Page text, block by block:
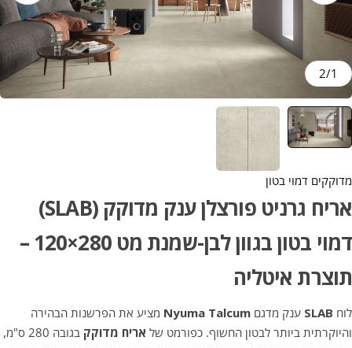
1
/
2
מדוקקים דמוי בטון
אריח גרניט פורצלן ענק מדוקק (SLAB)
דמוי בטון בגוון לבן-שמנת מט 280×120 –
תוצרת איטליה
לוח SLAB ענק מדגם Nyuma Talcum מציע את הפרשנות הבהירה
והיוקרתית ביותר לבטון החשוף. כפורמט של אריח מדוקק
בגובה 280 ס"מ,